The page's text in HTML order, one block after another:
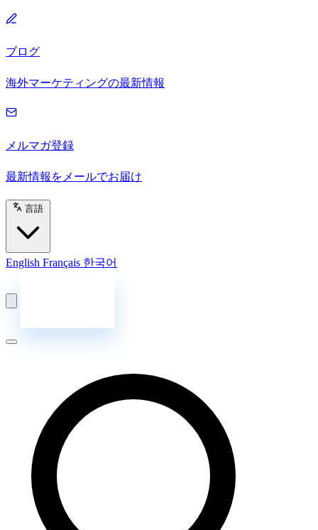
ブログ
海外マーケティングの最新情報
メルマガ登録
最新情報をメールでお届け
言語
English Français 한국어